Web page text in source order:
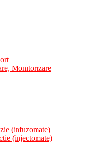
Monitorizare
(infuzomate)
(injectomate)